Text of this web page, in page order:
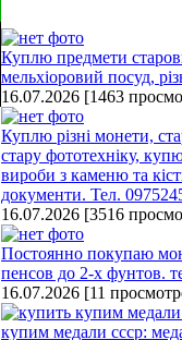
Куплю предмети
мельхіоровий посуд,
16.07.2026 [1463
Куплю різні монети,
стару фототехніку,
вироби з каменю та
документи. Тел.
16.07.2026 [3516
Постоянно покупаю
пенсов до 2-х фунтов.
16.07.2026 [11
купим медали ссср: